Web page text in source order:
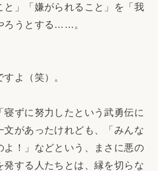
と」「嫌がられること」を「我
ろうとする……。
よ（笑）。
ずに努力したという武勇伝に
があったけれども、「みんな
よ！」などという、まさに悪の
する人たちとは、縁を切らな